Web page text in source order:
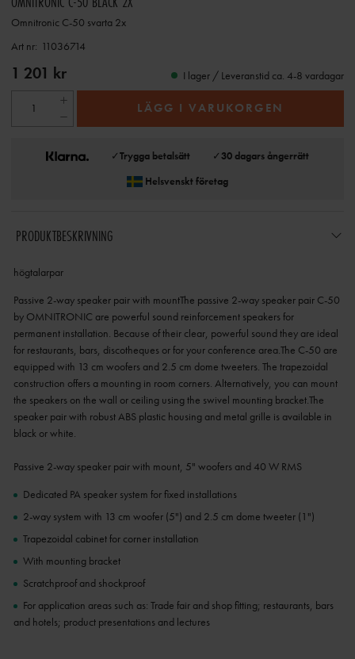
Omnitronic C-50 svarta 2x
Art nr: 11036714
1 201 kr I lager / Leveranstid ca. 4-8 vardagar
LÄGG I VARUKORGEN
✓Trygga betalsätt ✓30 dagars ångerrätt
Helsvenskt företag
PRODUKTBESKRIVNING
högtalarpar
Passive 2-way speaker pair with mountThe passive 2-way speaker pair C-50
by OMNITRONIC are powerful sound reinforcement speakers for
permanent installation. Because of their clear, powerful sound they are ideal
for restaurants, bars, discotheques or for your conference area.The C-50 are
equipped with 13 cm woofers and 2.5 cm dome tweeters. The trapezoidal
construction offers a mounting in room corners. Alternatively, you can mount
the speakers on the wall or ceiling using the swivel mounting bracket.The
speaker pair with robust ABS plastic housing and metal grille is available in
black or white.
Passive 2-way speaker pair with mount, 5" woofers and 40 W RMS
Dedicated PA speaker system for fixed installations
2-way system with 13 cm woofer (5") and 2.5 cm dome tweeter (1")
Trapezoidal cabinet for corner installation
With mounting bracket
Scratchproof and shockproof
For application areas such as: Trade fair and shop fitting; restaurants, bars
and hotels; product presentations and lectures